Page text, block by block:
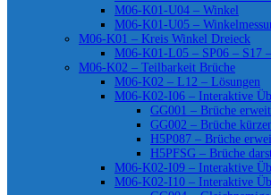
M06-K01-U04 – Winkel
M06-K01-U05 –
M06-K01 – Kreis Winkel Dreieck
M06-K01-L05 – SP06 – S17
M06-K02 – Teilbarkeit Brüche
M06-K02 – L12 – Lösungen
M06-K02-I06 – Interaktive
GG001 – Brüche
GG002 – Brüche
H5P087 – Brüche
H5PFSG – Brüche
M06-K02-I09 – Interaktive
M06-K02-I10 – Interaktive